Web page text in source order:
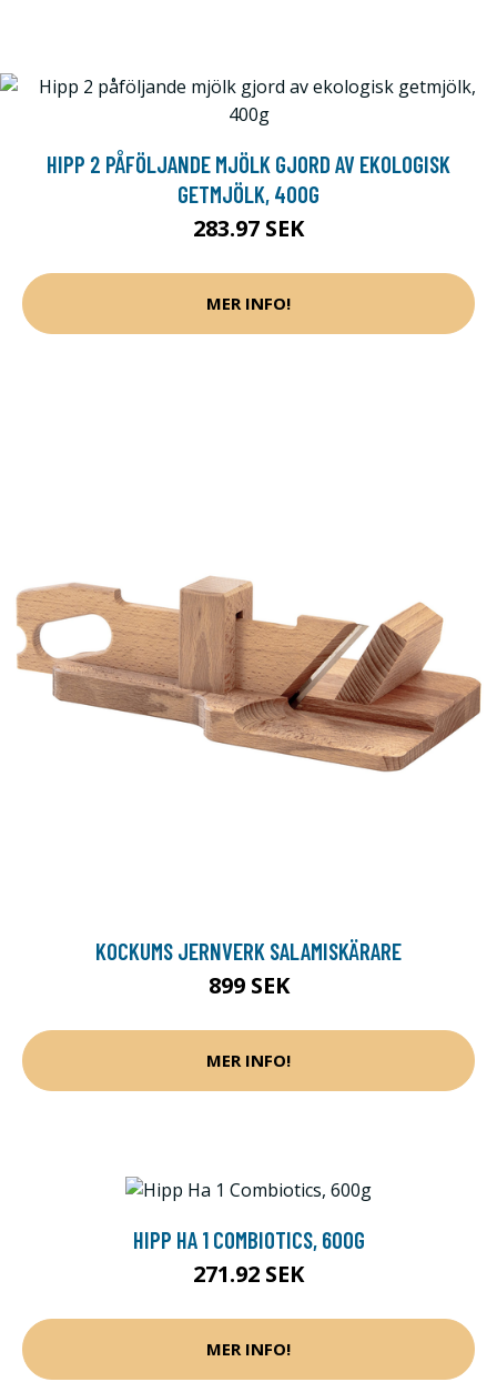
HIPP 2 PÅFÖLJANDE MJÖLK GJORD AV EKOLOGISK
GETMJÖLK, 400G
283.97 SEK
MER INFO!
KOCKUMS JERNVERK SALAMISKÄRARE
899 SEK
MER INFO!
HIPP HA 1 COMBIOTICS, 600G
271.92 SEK
MER INFO!